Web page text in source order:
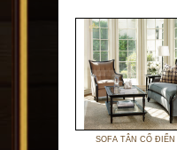
SOFA TÂN CỔ ĐIỂN